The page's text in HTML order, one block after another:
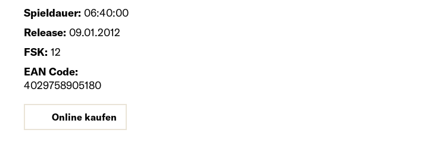
Spieldauer: 06:40:00
Release: 09.01.2012
FSK: 12
EAN Code:
4029758905180
Online kaufen